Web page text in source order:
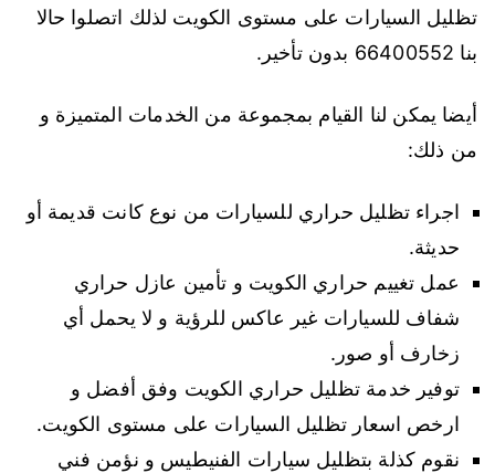
تظليل السيارات على مستوى الكويت لذلك اتصلوا حالا
بنا 66400552 بدون تأخير.
أيضا يمكن لنا القيام بمجموعة من الخدمات المتميزة و
من ذلك:
اجراء تظليل حراري للسيارات من نوع كانت قديمة أو
حديثة.
عمل تغييم حراري الكويت و تأمين عازل حراري
شفاف للسيارات غير عاكس للرؤية و لا يحمل أي
زخارف أو صور.
توفير خدمة تظليل حراري الكويت وفق أفضل و
ارخص اسعار تظليل السيارات على مستوى الكويت.
نقوم كذلة بتظليل سيارات الفنيطيس و نؤمن فني